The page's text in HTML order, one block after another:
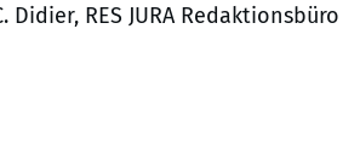
Didier, RES JURA Redaktionsbüro